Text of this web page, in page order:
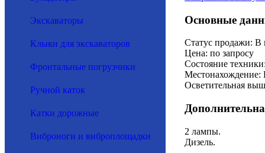
Экскаваторы
Клыки для экскаваторов
Фронтальные погрузчики
Ручной каток
Катки дорожные
Виброноги и виброплощадки
Основные
Статус продажи: В
Цена: по запросу
Состояние
Местонахождение:
Осветительная
2 лампы.
Дизель.